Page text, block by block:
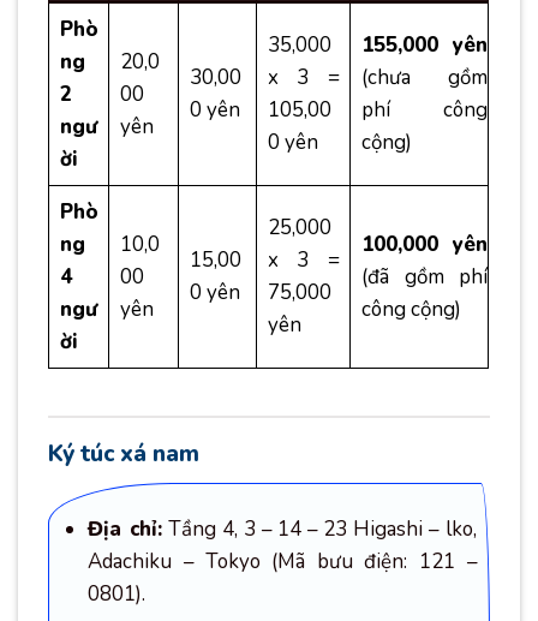
Phò
ng
2
ngư
ời
20,0
00
yên
30,00
0 yên
35,000
x 3 =
105,00
0 yên
155,000 yên
(chưa gồm
phí công
cộng)
Phò
ng
4
ngư
ời
10,0
00
yên
15,00
0 yên
25,000
x 3 =
75,000
yên
100,000 yên
(đã gồm phí
công cộng)
Ký túc xá nam
Địa chỉ:Tầng 4, 3 – 14 – 23 Higashi – lko,
Adachiku – Tokyo (Mã bưu điện: 121 –
0801).